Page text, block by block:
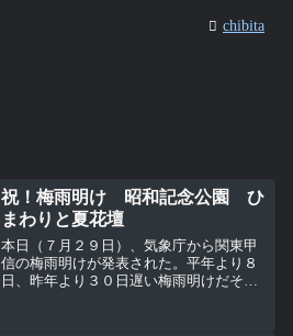
chibita
祝！梅雨明け 昭和記念公園 ひ
まわりと夏花壇
本日（７月２９日）、気象庁から関東甲
信の梅雨明けが発表された。平年より８
日、昨年より３０日遅い梅雨明けだそう